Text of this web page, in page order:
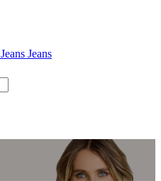
Jeans Jeans